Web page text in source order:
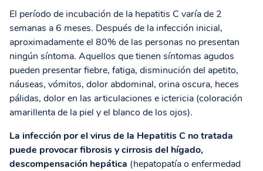
El período de incubación de la hepatitis C varía de 2
semanas a 6 meses. Después de la infección inicial,
aproximadamente el 80% de las personas no presentan
ningún síntoma. Aquellos que tienen síntomas agudos
pueden presentar fiebre, fatiga, disminución del apetito,
náuseas, vómitos, dolor abdominal, orina oscura, heces
pálidas, dolor en las articulaciones e ictericia (coloración
amarillenta de la piel y el blanco de los ojos).
La infección por el virus de la Hepatitis C no tratada
puede provocar fibrosis y cirrosis del hígado,
descompensación hepática (hepatopatía o enfermedad